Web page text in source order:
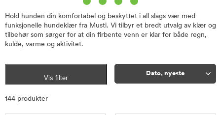
Hold hunden din komfortabel og beskyttet i all slags vær med
funksjonelle hundeklær fra Musti. Vi tilbyr et bredt utvalg av klær og
tilbehør som sørger for at din firbente venn er klar for både regn,
kulde, varme og aktivitet.
Vis filter
Dato, nyeste
144 produkter